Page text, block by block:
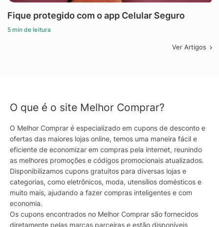
Fique protegido com o app Celular Seguro
5 min de leitura
Ver Artigos
O que é o site Melhor Comprar?
O Melhor Comprar é especializado em cupons de desconto e
ofertas das maiores lojas online, temos uma maneira fácil e
eficiente de economizar em compras pela internet, reunindo
as melhores promoções e códigos promocionais atualizados.
Disponibilizamos cupons gratuitos para diversas lojas e
categorias, como eletrônicos, moda, utensílios domésticos e
muito mais, ajudando a fazer compras inteligentes e com
economia.
Os cupons encontrados no Melhor Comprar são fornecidos
diretamente pelas marcas parceiras e estão disponíveis